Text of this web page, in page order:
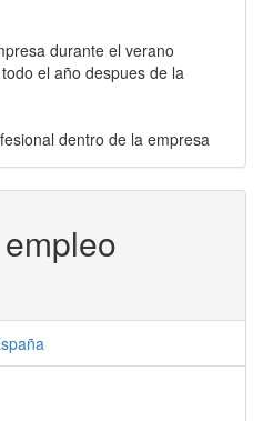
durante el verano
el año despues de la
dentro de la empresa